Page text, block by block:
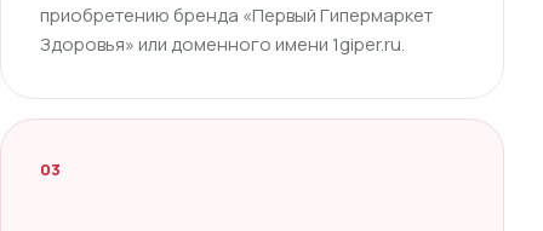
приобретению бренда «Первый Гипермаркет
Здоровья» или доменного имени 1giper.ru.
03